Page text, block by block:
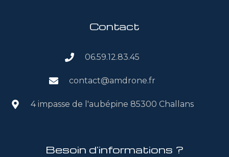
Contact
06.59.12.83.45
contact@amdrone.fr
4 impasse de l'aubépine 85300 Challans
Besoin d'informations ?